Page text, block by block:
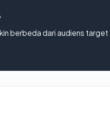
berbeda dari audiens target